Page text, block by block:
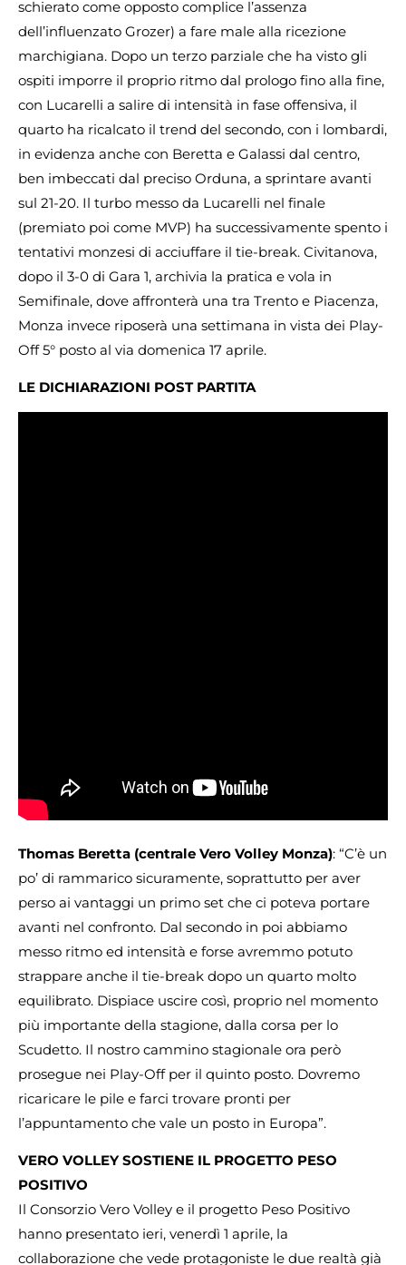
schierato come opposto complice l’assenza
dell’influenzato Grozer) a fare male alla ricezione
marchigiana. Dopo un terzo parziale che ha visto gli
ospiti imporre il proprio ritmo dal prologo fino alla fine,
con Lucarelli a salire di intensità in fase offensiva, il
quarto ha ricalcato il trend del secondo, con i lombardi,
in evidenza anche con Beretta e Galassi dal centro,
ben imbeccati dal preciso Orduna, a sprintare avanti
sul 21-20. Il turbo messo da Lucarelli nel finale
(premiato poi come MVP) ha successivamente spento i
tentativi monzesi di acciuffare il tie-break. Civitanova,
dopo il 3-0 di Gara 1, archivia la pratica e vola in
Semifinale, dove affronterà una tra Trento e Piacenza,
Monza invece riposerà una settimana in vista dei Play-
Off 5° posto al via domenica 17 aprile.
LE DICHIARAZIONI POST PARTITA
Thomas Beretta (centrale Vero Volley Monza): “C’è un
po’ di rammarico sicuramente, soprattutto per aver
perso ai vantaggi un primo set che ci poteva portare
avanti nel confronto. Dal secondo in poi abbiamo
messo ritmo ed intensità e forse avremmo potuto
strappare anche il tie-break dopo un quarto molto
equilibrato. Dispiace uscire così, proprio nel momento
più importante della stagione, dalla corsa per lo
Scudetto. Il nostro cammino stagionale ora però
prosegue nei Play-Off per il quinto posto. Dovremo
ricaricare le pile e farci trovare pronti per
l’appuntamento che vale un posto in Europa”.
VERO VOLLEY SOSTIENE IL PROGETTO PESO
POSITIVO
Il Consorzio Vero Volley e il progetto Peso Positivo
hanno presentato ieri, venerdì 1 aprile, la
collaborazione che vede protagoniste le due realtà già